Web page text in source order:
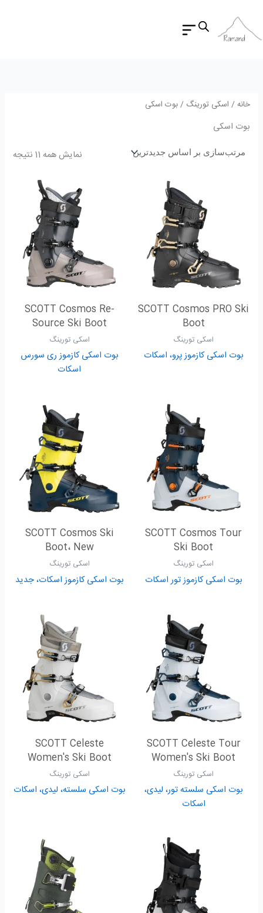
محتوا
خانه/ اسکی تورینگ / بوت اسکی
بوت اسکی
نمایش همه 11 نتیجه
SCOTT Cosmos PRO Ski
Boot
اسکی تورینگ
بوت اسکی کازموز پرو، اسکات
SCOTT Cosmos Re-
Source Ski Boot
اسکی تورینگ
بوت اسکی کازموز ری سورس
اسکات
SCOTT Cosmos Tour
Ski Boot
اسکی تورینگ
بوت اسکی کازموز تور اسکات
SCOTT Cosmos Ski
Boot، New
اسکی تورینگ
بوت اسکی کازموز اسکات، جدید
SCOTT Celeste Tour
Women's Ski Boot
اسکی تورینگ
بوت اسکی سلسته تور، لیدی،
اسکات
SCOTT Celeste
Women's Ski Boot
اسکی تورینگ
بوت اسکی سلسته، لیدی، اسکات